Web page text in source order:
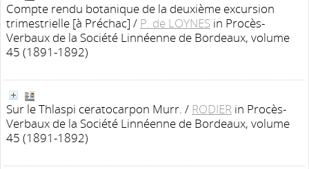
Compte rendu botanique de la deuxième excursion
trimestrielle [à Préchac] / P. de LOYNES in Procès-
Verbaux de la Société Linnéenne de Bordeaux, volume
45 (1891-1892)
Sur le Thlaspi ceratocarpon Murr. / RODIER in Procès-
Verbaux de la Société Linnéenne de Bordeaux, volume
45 (1891-1892)